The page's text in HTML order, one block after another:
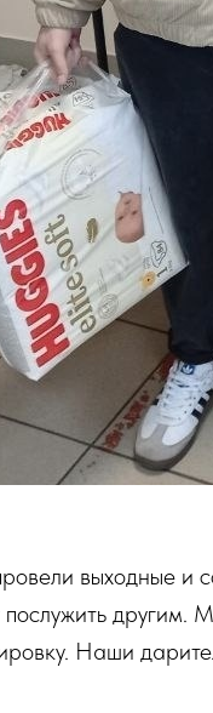
выходные и
другим.
Наши